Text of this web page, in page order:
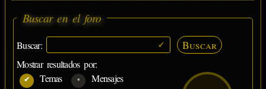
Buscar en el foro
Buscar: Buscar
Mostrar resultados por:
Temas
Mensajes